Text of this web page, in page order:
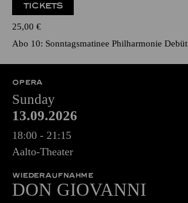
TICKETS
25,00 €
Abo 10: Sonntagsmatinee Philharmonie Debüt
OPERA
Sunday
13.09.2026
18:00 - 21:15
Aalto-Theater
WIEDERAUFNAHME
DON GIOVANNI